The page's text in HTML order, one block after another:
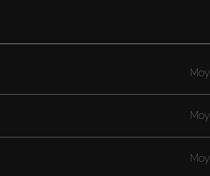
Moy.
Moy.
Moy.